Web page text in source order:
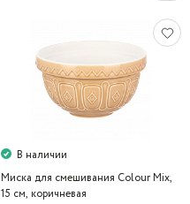
В наличии
Миска для смешивания Colour Mix,
15 см, коричневая